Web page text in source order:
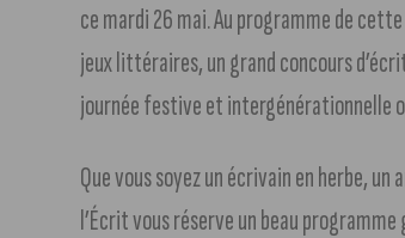
ce mardi 26 mai. Au programme de
jeux littéraires, un grand concours
journée festive et intergénérationnelle
Que vous soyez un écrivain en herbe,
l’Écrit vous réserve un beau